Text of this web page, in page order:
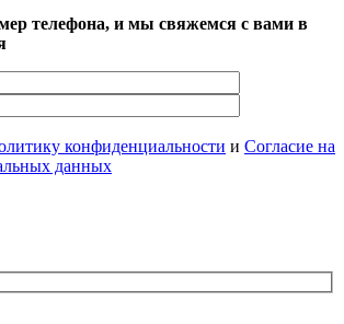
телефона, и мы свяжемся с вами в
конфиденциальности и Согласие на
данных